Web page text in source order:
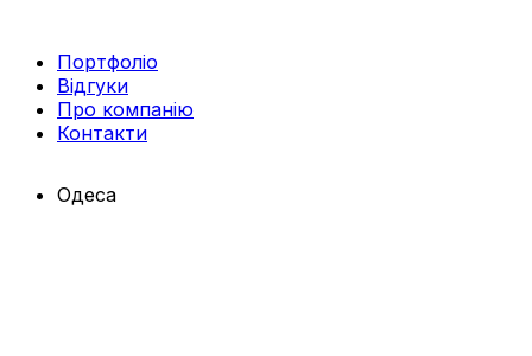
Портфоліо
Відгуки
Про компанію
Контакти
Одеса